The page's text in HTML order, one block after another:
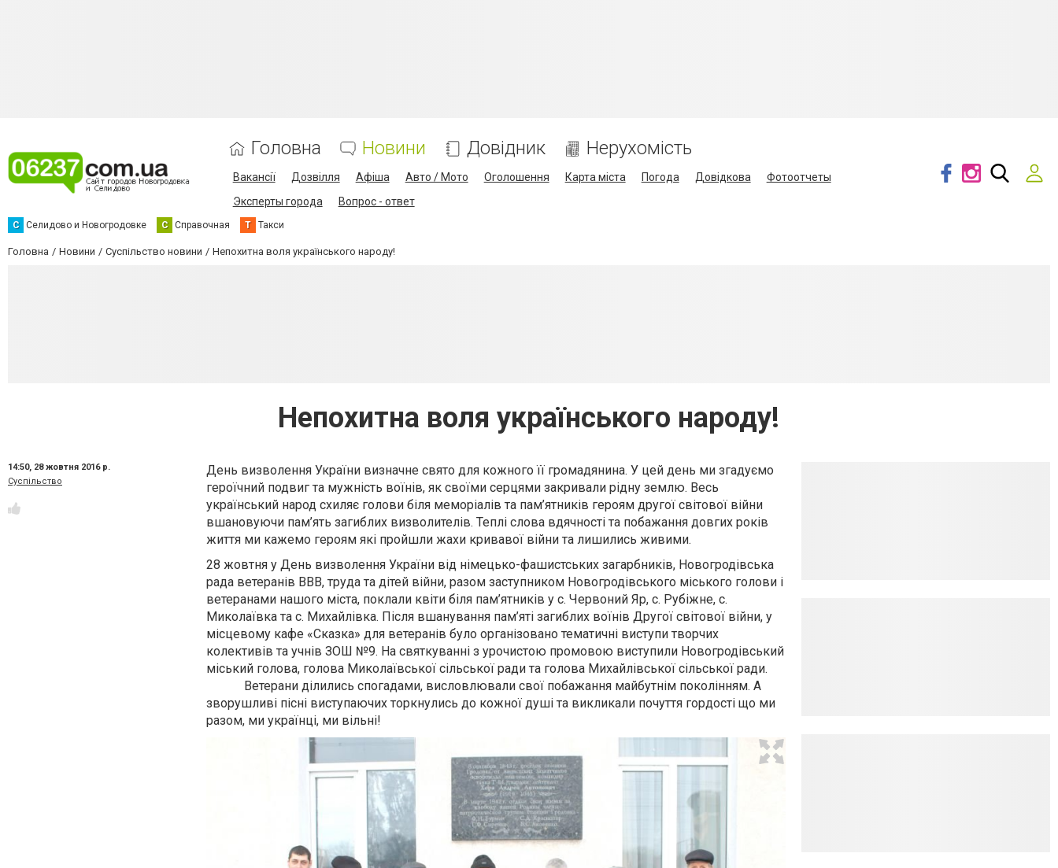
Головна Новини Довідник Нерухомість
Вакансії Дозвілля Афіша Авто / Мото Оголошення Карта міста Погода Довідкова
Фотоотчеты
Эксперты города
Вопрос - ответ
С Селидово и Новогродовке С Справочная Т Такси
Головна Новини Суспільство новини Непохитна воля українського народу!
Непохитна воля українського народу!
14:50, 28 жовтня 2016 р.
Суспільство
День визволення України визначне свято для кожного її громадянина. У цей день ми згадуємо
героїчний подвиг та мужність воїнів, як своїми серцями закривали рідну землю. Весь
український народ схиляє голови біля меморіалів та пам’ятників героям другої світової війни
вшановуючи пам’ять загиблих визволителів. Теплі слова вдячності та побажання довгих років
життя ми кажемо героям які пройшли жахи кривавої війни та лишились живими.
28 жовтня у День визволення України від німецько-фашистських загарбників, Новогродівська
рада ветеранів ВВВ, труда та дітей війни, разом заступником Новогродівського міського голови і
ветеранами нашого міста, поклали квіти біля пам’ятників у с. Червоний Яр, с. Рубіжне, с.
Миколаївка та с. Михайлівка. Після вшанування пам’яті загиблих воїнів Другої світової війни, у
місцевому кафе «Сказка» для ветеранів було організовано тематичні виступи творчих
колективів та учнів ЗОШ №9. На святкуванні з урочистою промовою виступили Новогродівський
міський голова, голова Миколаївської сільської ради та голова Михайлівської сільської ради.
Ветерани ділились спогадами, висловлювали свої побажання майбутнім поколінням. А
зворушливі пісні виступаючих торкнулись до кожної душі та викликали почуття гордості що ми
разом, ми українці, ми вільні!